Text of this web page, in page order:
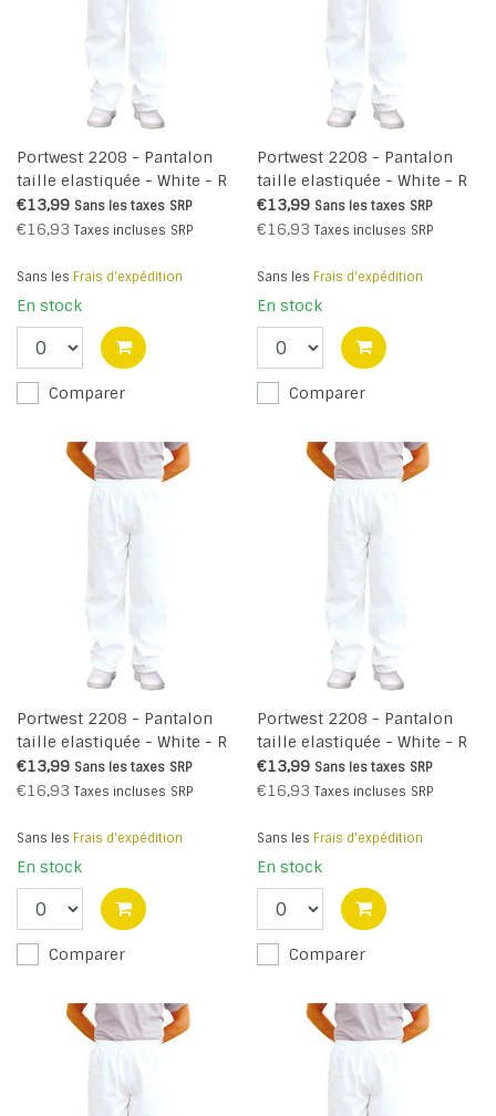
Portwest 2208 - Pantalon
taille elastiquée - White - R
€13,99 Sans les taxes SRP
€16,93 Taxes incluses SRP
Sans les Frais d'expédition
En stock
Comparer
Portwest 2208 - Pantalon
taille elastiquée - White - R
€13,99 Sans les taxes SRP
€16,93 Taxes incluses SRP
Sans les Frais d'expédition
En stock
Comparer
Portwest 2208 - Pantalon
taille elastiquée - White - R
€13,99 Sans les taxes SRP
€16,93 Taxes incluses SRP
Sans les Frais d'expédition
En stock
Comparer
Portwest 2208 - Pantalon
taille elastiquée - White - R
€13,99 Sans les taxes SRP
€16,93 Taxes incluses SRP
Sans les Frais d'expédition
En stock
Comparer